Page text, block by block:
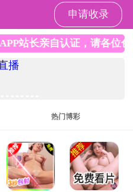
机构设置
院士